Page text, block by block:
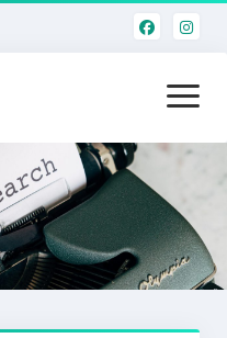
Menü
öffnen